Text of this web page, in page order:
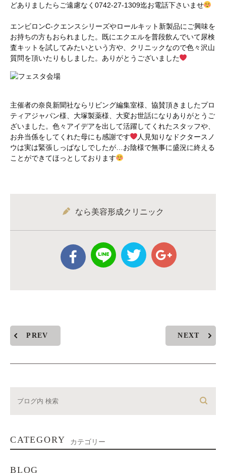
どありましたらご遠慮なく0742-27-1309迄お電話下さいませ
エンビロンC-クエンスシリーズやロールキット新製品にご興味を
お持ちの方もおられました。既にエクエルを普段飲んでいて尿検
査キットを試してみたいという方や、クリニックなので色々沢山
質問を頂いたりもしました。ありがとうございました
主催者の奈良新聞社ならリビング編集室様、協賛頂きましたプロ
ティアジャパン様、大塚製薬様、大変お世話になりありがとうご
ざいました。色々アイデアを出して活躍してくれたスタッフや、
お弁当係をしてくれた母にも感謝です
人見知りなドクタースノ
ウは実は緊張しっぱなしでしたが…お陰様で無事に盛況に終える
ことができてほっとしております
なら美容形成クリニック
PREV NEXT
CATEGORY カテゴリー
BLOG